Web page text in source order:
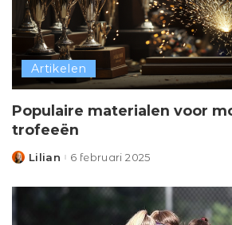
Artikelen
Populaire materialen voor
trofeeën
Posted
Lilian 6 februari 2025